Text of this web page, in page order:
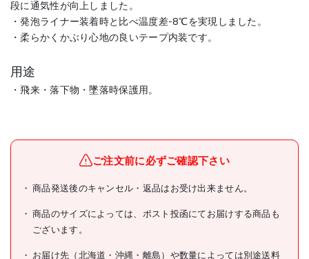
段に通気性が向上しました。
・発泡ライナー装着時と比べ温度差-8℃を実現しました。
・柔らかくかぶり心地の良いテープ内装です。
用途
・飛来・落下物・墜落時保護用。
材営業部
ブランド名 DIC
DIC SYA-CSVエアロメッシ
付
ご注文前に必ずご確認下さい
商品発送後のキャンセル・返品はお受け出来ません。
商品のサイズによっては、ポスト投函にてお届けする商品も
ございます。
お届け先（北海道・沖縄・離島）や数量によっては別途送料